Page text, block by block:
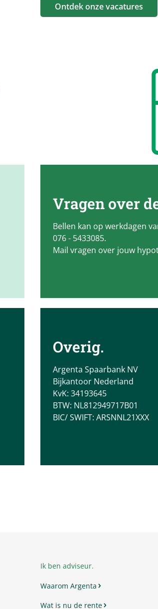
Ontdek onze vacatures
Vragen over
Bellen kan op werkdagen
076 - 5433085.
Mail vragen over jouw
Overig.
Argenta Spaarbank NV
Bijkantoor Nederland
KvK: 34193645
BTW: NL812949717B01
BIC/ SWIFT: ARSNNL21XXX
Ik ben adviseur.
Waarom Argenta
Wat is nu de rente